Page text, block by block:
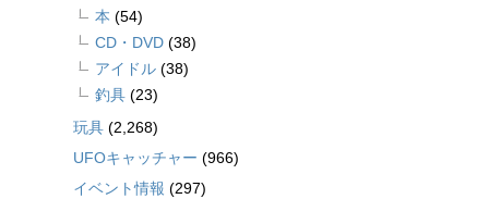
本 (54)
CD・DVD (38)
アイドル (38)
釣具 (23)
玩具 (2,268)
UFOキャッチャー (966)
イベント情報 (297)